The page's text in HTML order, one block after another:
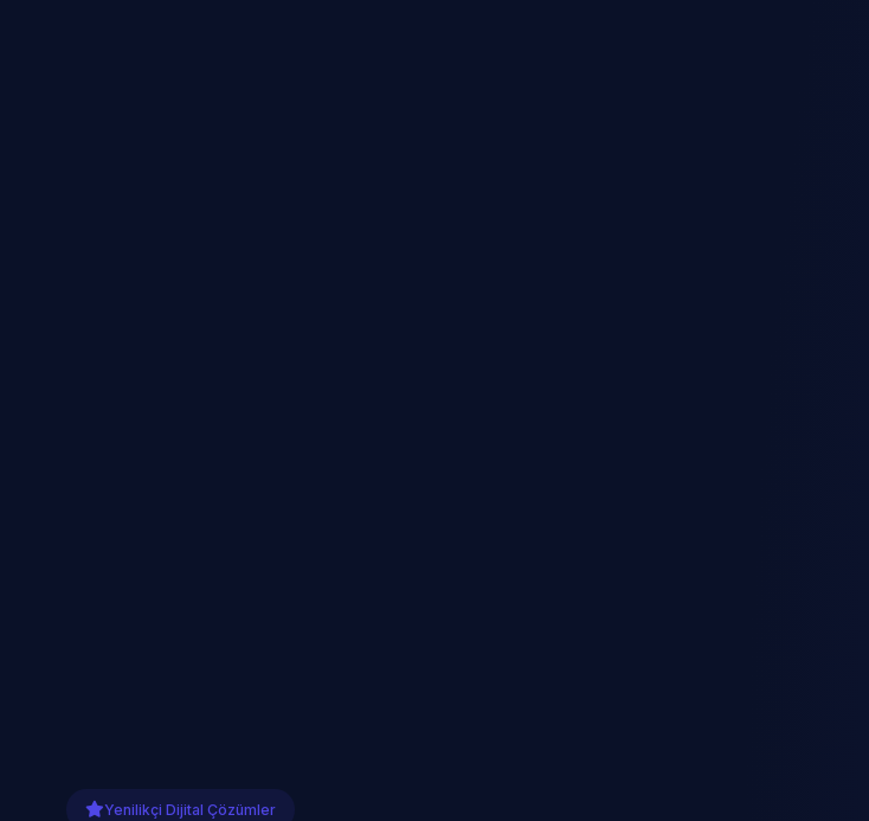
Yenilikçi Dijital Çözümler